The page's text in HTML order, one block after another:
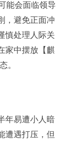
能会面临领导
，避免正面冲
慎处理人际关
家中摆放【麒
。
年易遭小人暗
遭遇打压，但